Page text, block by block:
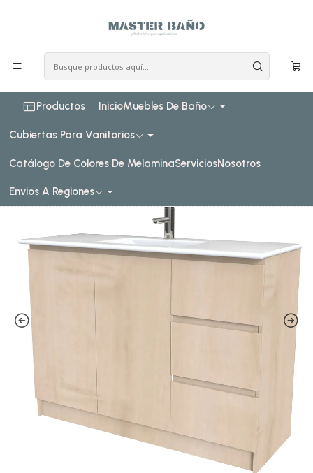
Productos InicioMuebles De Baño
Cubiertas Para Vanitorios
Catálogo De Colores De MelaminaServiciosNosotros
Envios A Regiones
Muebles vanitorios al piso simple de loza 120 cm
Mueble vanitorio al piso de 120 cm con cubierta de loza
M2-1201 / Rustico